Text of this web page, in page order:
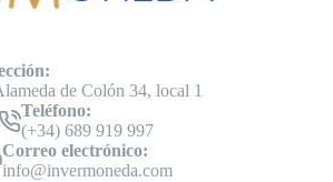
de Colón 34, local 1
Teléfono:
(+34) 689 919 997
Correo electrónico:
info@invermoneda.com